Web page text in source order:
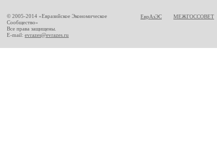
© 2005-2014 «Евразийское Экономическое
Сообщество»
Все права защищены.
E-mail: evrazes@evrazes.ru
ЕврАзЭС МЕЖГОССОВЕТ